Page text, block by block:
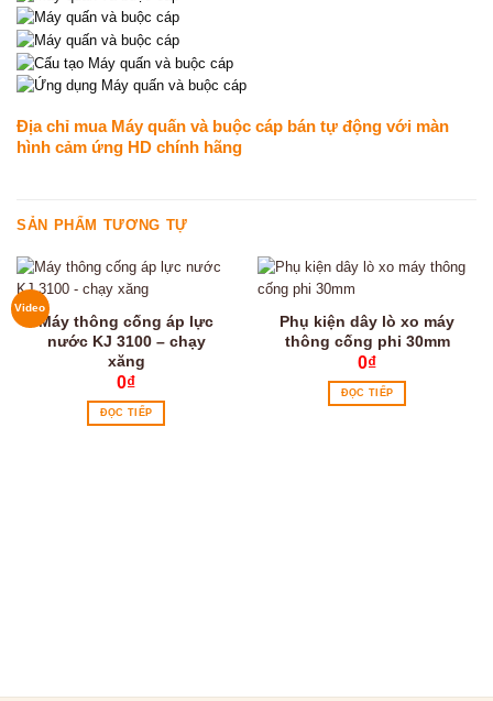
Địa chỉ mua Máy quấn và buộc cáp bán tự động với màn
hình cảm ứng HD chính hãng
SẢN PHẨM TƯƠNG TỰ
Video
Máy thông cống áp lực
nước KJ 3100 – chạy
xăng
0₫
ĐỌC TIẾP
Phụ kiện dây lò xo máy
thông cống phi 30mm
0₫
ĐỌC TIẾP